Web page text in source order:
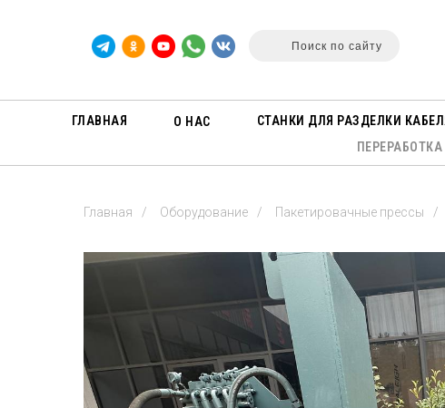
ГЛАВНАЯ
О НАС СТАНКИ ДЛЯ РАЗДЕЛКИ
Поиск по сайту
Главная / Оборудование / Пакетировачные прессы /